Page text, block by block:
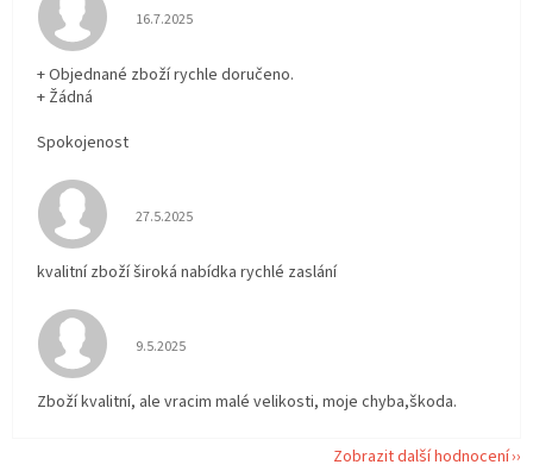
Hodnocení obchodu je 5 z 5 hvězdiček.
16.7.2025
+ Objednané zboží rychle doručeno.
+ Žádná
Spokojenost
Hodnocení obchodu je 5 z 5 hvězdiček.
27.5.2025
kvalitní zboží široká nabídka rychlé zaslání
Hodnocení obchodu je 5 z 5 hvězdiček.
9.5.2025
Zboží kvalitní, ale vracim malé velikosti, moje chyba,škoda.
Zobrazit další hodnocení